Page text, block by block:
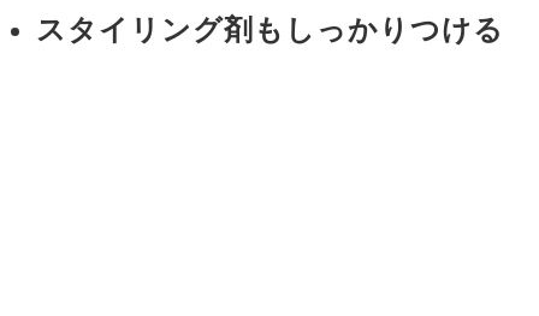
スタイリング剤もしっかりつける